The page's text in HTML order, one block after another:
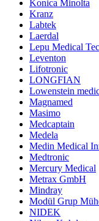
Konica Minolta
Kranz
Labtek
Laerdal
Lepu Medical
Leventon
Lifotronic
LONGFIAN
Lowenstein
Magnamed
Masimo
Medcaptain
Medela
Medin Medical
Medtronic
Mercury Medical
Metrax GmbH
Mindray
Modül Grup
NIDEK